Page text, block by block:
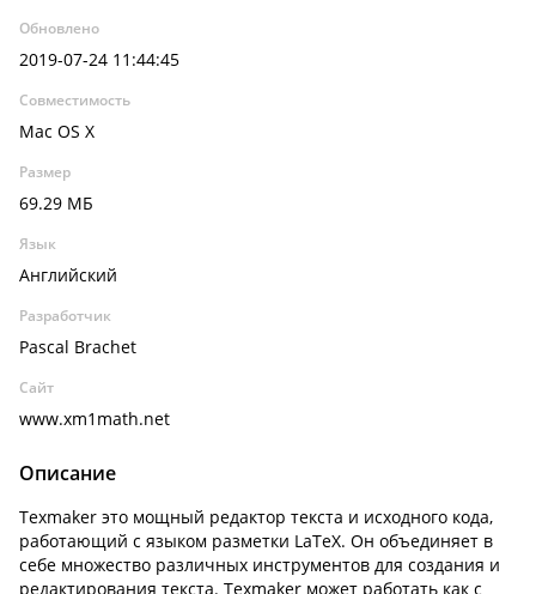
Обновлено
2019-07-24 11:44:45
Совместимость
Mac OS X
Размер
69.29 МБ
Язык
Английский
Разработчик
Pascal Brachet
Сайт
www.xm1math.net
Описание
Texmaker это мощный редактор текста и исходного кода,
работающий с языком разметки LaTeX. Он объединяет в
себе множество различных инструментов для создания и
редактирования текста. Texmaker может работать как с